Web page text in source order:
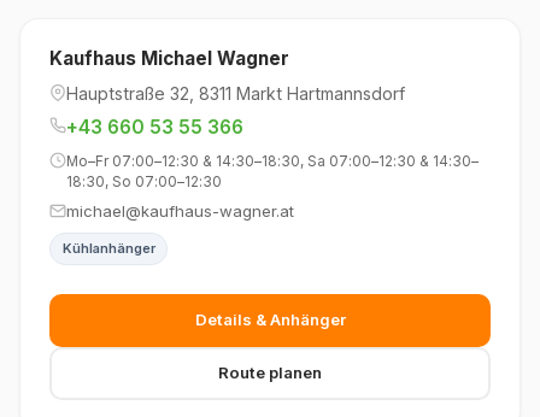
Kaufhaus Michael Wagner
Hauptstraße 32, 8311 Markt Hartmannsdorf
+43 660 53 55 366
Mo–Fr 07:00–12:30 & 14:30–18:30, Sa 07:00–12:30 & 14:30–
18:30, So 07:00–12:30
michael@kaufhaus-wagner.at
Kühlanhänger
Details & Anhänger
Route planen